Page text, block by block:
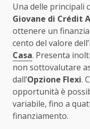
Una delle principali
Giovane di Crédit
ottenere un
cento del valore
Casa. Presenta
non sottovalutare
dall’Opzione Flexi.
opportunità è
variabile, fino a
finanziamento.